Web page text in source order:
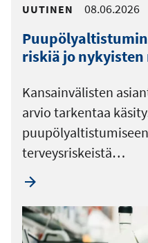
UUTINEN 08.06.2026
riskiä jo
Kansainvälisten
arvio tarkentaa
terveysriskeistä…